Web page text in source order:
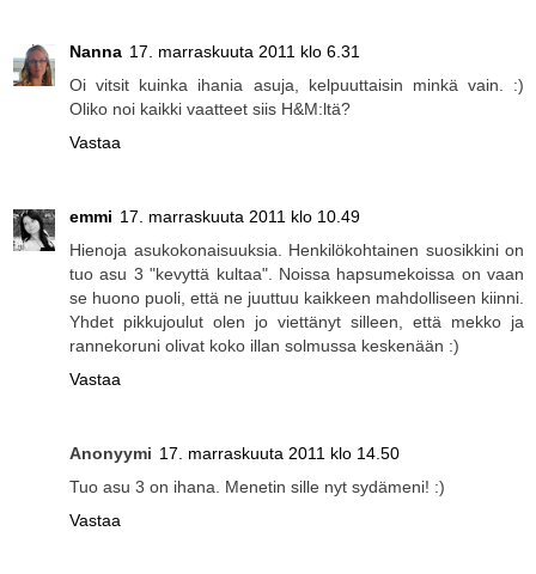
Nanna 17. marraskuuta 2011 klo 6.31
Oi vitsit kuinka ihania asuja, kelpuuttaisin minkä vain. :)
Oliko noi kaikki vaatteet siis H&M:ltä?
Vastaa
emmi 17. marraskuuta 2011 klo 10.49
Hienoja asukokonaisuuksia. Henkilökohtainen suosikkini on
tuo asu 3 "kevyttä kultaa". Noissa hapsumekoissa on vaan
se huono puoli, että ne juuttuu kaikkeen mahdolliseen kiinni.
Yhdet pikkujoulut olen jo viettänyt silleen, että mekko ja
rannekoruni olivat koko illan solmussa keskenään :)
Vastaa
Anonyymi 17. marraskuuta 2011 klo 14.50
Tuo asu 3 on ihana. Menetin sille nyt sydämeni! :)
Vastaa